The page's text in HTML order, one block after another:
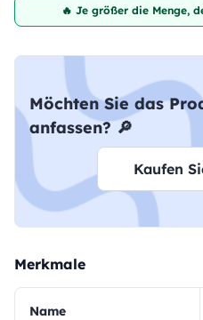
🔥 Je größer die Menge,
Möchten Sie das
anfassen? 🔎
Kaufen
Merkmale
Name